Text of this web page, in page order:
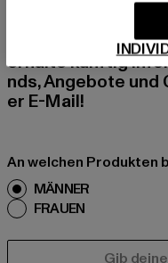
Melde dich hier
erhalte künftig
nds, Angebote und
er E-Mail!
An welchen Produkten
MÄNNER
FRAUEN